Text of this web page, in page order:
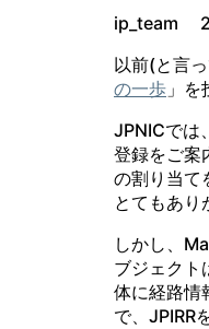
ip_team
以前(と言
の一歩 」を
JPNICでは
登録をご案
の割り当て
とてもあり
しかし、
ブジェクト
体に経路情
で、JPIRR